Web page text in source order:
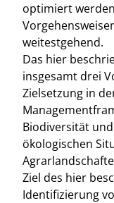
optimiert
weitestgehend.
Das hier
insgesamt drei
Zielsetzung in
Biodiversität
ökologischen
Ziel des hier
Identifizierung